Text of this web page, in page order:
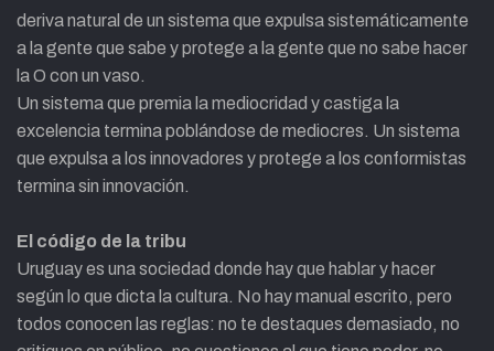
deriva natural de un sistema que expulsa sistemáticamente
a la gente que sabe y protege a la gente que no sabe hacer
la O con un vaso.
Un sistema que premia la mediocridad y castiga la
excelencia termina poblándose de mediocres. Un sistema
que expulsa a los innovadores y protege a los conformistas
termina sin innovación.
El código de la tribu
Uruguay es una sociedad donde hay que hablar y hacer
según lo que dicta la cultura. No hay manual escrito, pero
todos conocen las reglas: no te destaques demasiado, no